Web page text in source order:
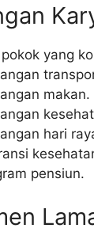
yang
makan.
hari
pensiun.